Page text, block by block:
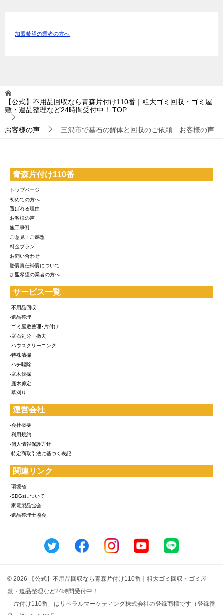
加盟希望の業者の方へ
【公式】不用品回収なら青森片付け110番｜粗大ゴミ回収・ゴミ屋
敷・遺品整理など24時間受付中！
TOP
お客様の声 三沢市で墓石の解体と回収のご依頼 お客様の声
青森片付け110番
トップページ
初めての方へ
選ばれる理由
お客様の声
施工事例
ご意見・ご感想
料金プラン
お問い合わせ
賠償責任補償について
加盟希望の業者の方へ
サービス一覧
-不用品回収
-遺品整理
-ゴミ屋敷整理･片付け
-庭石処分・撤去
-ハウスクリーニング
-特殊清掃
-ハチ駆除
-庭木伐採
-庭木剪定
-草刈り
運営会社
-会社概要
-利用規約
-個人情報保護方針
-特定商取引法に基づく表記
関連リンク
-環境省
-SDGsについて
-家電製品協会
-遺品整理士協会
© 2026 【公式】不用品回収なら青森片付け110番｜粗大ゴミ回収・ゴミ屋
敷・遺品整理など24時間受付中！
「片付け110番」はリベラルマーケティング株式会社の登録商標です（登録番